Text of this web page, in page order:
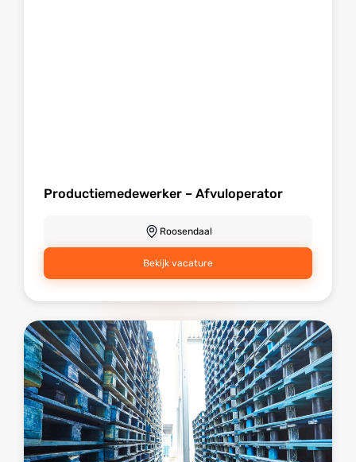
Productiemedewerker – Afvuloperator
Roosendaal
Bekijk vacature